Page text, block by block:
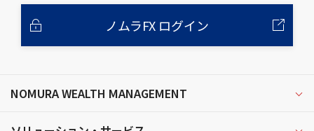
ノムラFX ログイン
NOMURA WEALTH MANAGEMENT